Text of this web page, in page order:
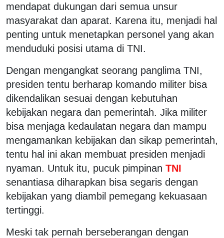
mendapat dukungan dari semua unsur
masyarakat dan aparat. Karena itu, menjadi hal
penting untuk menetapkan personel yang akan
menduduki posisi utama di TNI.
Dengan mengangkat seorang panglima TNI,
presiden tentu berharap komando militer bisa
dikendalikan sesuai dengan kebutuhan
kebijakan negara dan pemerintah. Jika militer
bisa menjaga kedaulatan negara dan mampu
mengamankan kebijakan dan sikap pemerintah,
tentu hal ini akan membuat presiden menjadi
nyaman. Untuk itu, pucuk pimpinan TNI
senantiasa diharapkan bisa segaris dengan
kebijakan yang diambil pemegang kekuasaan
tertinggi.
Meski tak pernah berseberangan dengan